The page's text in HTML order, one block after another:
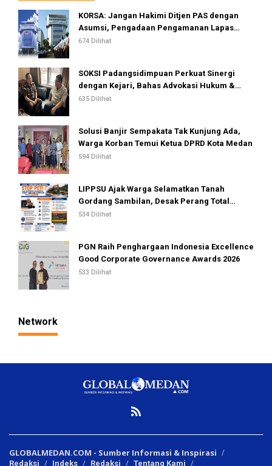
KORSA: Jangan Hakimi Ditjen PAS dengan
Asumsi, Pengadaan Pengamanan Lapas
Dinilai Telah Sesuai Standar dan Regulasi
674 Dilihat
SOKSI Padangsidimpuan Perkuat Sinergi
dengan Kejari, Bahas Advokasi Hukum &
Perlindungan Hak Masyarakat
635 Dilihat
Solusi Banjir Sempakata Tak Kunjung Ada,
Warga Korban Temui Ketua DPRD Kota Medan
594 Dilihat
LIPPSU Ajak Warga Selamatkan Tanah
Gordang Sambilan, Desak Perang Total
Melawan Mafia PETI
534 Dilihat
PGN Raih Penghargaan Indonesia Excellence
Good Corporate Governance Awards 2026
533 Dilihat
Network
GLOBALMEDAN.COM - Sumber Informasi & Inspirasi
Redaksi Indeks Redaksi Tentang Kami